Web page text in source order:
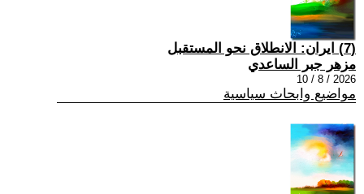
(7) ايران: الانطلاق نحو المستقبل
مزهر جبر الساعدي
2026 / 8 / 10
مواضيع وابحاث سياسية